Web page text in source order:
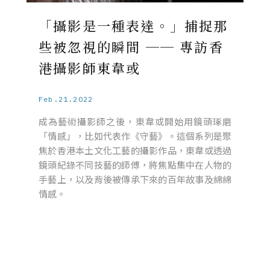
「攝影是一種表達。」捕捉那
些被忽視的瞬間 ── 專訪香
港攝影師東韋或
Feb.21.2022
成為藝術攝影師之後，東韋或開始用鏡頭琢磨
「情感」，比如代表作《守藝》。這個系列是聚
焦於香港本土文化工藝的攝影作品，東韋或透過
鏡頭紀錄不同技藝的師傅，將焦點集中在人物的
手藝上，以及背後被傳承下來的百年故事及綿綿
情感。